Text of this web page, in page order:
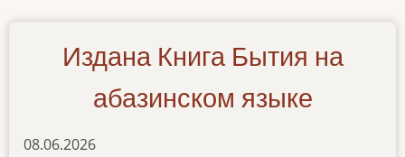
Издана Книга Бытия на
абазинском языке
08.06.2026